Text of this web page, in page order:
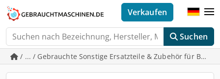
Suchen
Verkaufen
/ ... / Gebrauchte Sonstige Ersatzteile & Zubehör für